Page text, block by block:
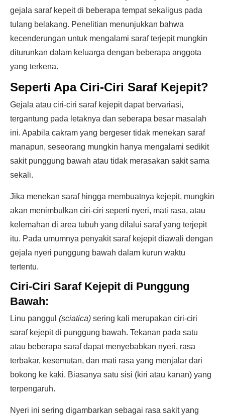
gejala saraf kepeit di beberapa tempat sekaligus pada
tulang belakang. Penelitian menunjukkan bahwa
kecenderungan untuk mengalami saraf terjepit mungkin
diturunkan dalam keluarga dengan beberapa anggota
yang terkena.
Seperti Apa Ciri-Ciri Saraf Kejepit?
Gejala atau ciri-ciri saraf kejepit dapat bervariasi,
tergantung pada letaknya dan seberapa besar masalah
ini. Apabila cakram yang bergeser tidak menekan saraf
manapun, seseorang mungkin hanya mengalami sedikit
sakit punggung bawah atau tidak merasakan sakit sama
sekali.
Jika menekan saraf hingga membuatnya kejepit, mungkin
akan menimbulkan ciri-ciri seperti nyeri, mati rasa, atau
kelemahan di area tubuh yang dilalui saraf yang terjepit
itu. Pada umumnya penyakit saraf kejepit diawali dengan
gejala nyeri punggung bawah dalam kurun waktu
tertentu.
Ciri-Ciri Saraf Kejepit di Punggung
Bawah:
Linu panggul (sciatica) sering kali merupakan ciri-ciri
saraf kejepit di punggung bawah. Tekanan pada satu
atau beberapa saraf dapat menyebabkan nyeri, rasa
terbakar, kesemutan, dan mati rasa yang menjalar dari
bokong ke kaki. Biasanya satu sisi (kiri atau kanan) yang
terpengaruh.
Nyeri ini sering digambarkan sebagai rasa sakit yang